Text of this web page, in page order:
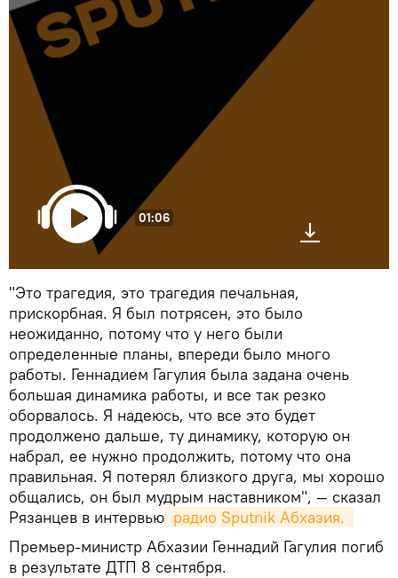
01:06
"Это трагедия, это трагедия печальная,
прискорбная. Я был потрясен, это было
неожиданно, потому что у него были
определенные планы, впереди было много
работы. Геннадием Гагулия была задана очень
большая динамика работы, и все так резко
оборвалось. Я надеюсь, что все это будет
продолжено дальше, ту динамику, которую он
набрал, ее нужно продолжить, потому что она
правильная. Я потерял близкого друга, мы хорошо
общались, он был мудрым наставником", — сказал
Рязанцев в интервью радио Sputnik Абхазия.
Премьер-министр Абхазии Геннадий Гагулия погиб
в результате ДТП 8 сентября.